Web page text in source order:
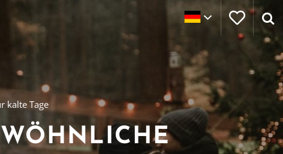
kalte Tage
U